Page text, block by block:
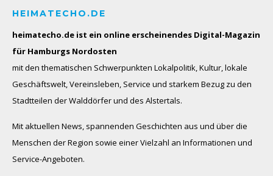
HEIMATECHO.DE
heimatecho.de ist ein online erscheinendes Digital-Magazin
für Hamburgs Nordosten
mit den thematischen Schwerpunkten Lokalpolitik, Kultur, lokale
Geschäftswelt, Vereinsleben, Service und starkem Bezug zu den
Stadtteilen der Walddörfer und des Alstertals.
Mit aktuellen News, spannenden Geschichten aus und über die
Menschen der Region sowie einer Vielzahl an Informationen und
Service-Angeboten.